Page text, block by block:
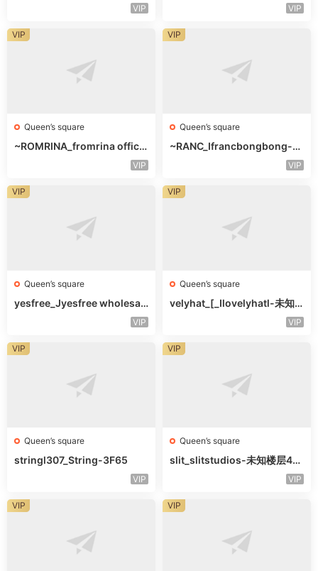
VIP VIP
Queen’s square
~ROMRINA_fromrina officia
VIP
VIP
Queen’s square
~RANC_Ifrancbongbong-未
VIP
VIP
Queen’s square
yesfree_Jyesfree wholesal
VIP
VIP
Queen’s square
velyhat_[_Ilovelyhatl-未知
VIP
VIP
Queen’s square
stringl307_String-3F65
VIP
VIP
Queen’s square
slit_slitstudios-未知楼层415
VIP
VIP
VIP VIP